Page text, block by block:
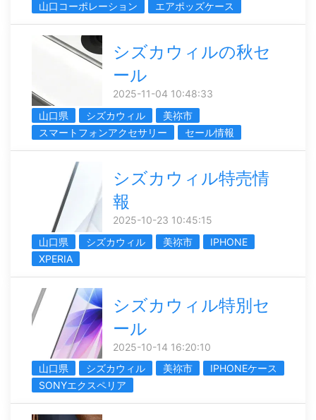
山口コーポレーション
エアポッズケース
シズカウィルの秋セ
ール
2025-11-04 10:48:33
山口県
シズカウィル
美祢市
スマートフォンアクセサリー
セール情報
シズカウィル特売情
報
2025-10-23 10:45:15
山口県
シズカウィル 美祢市
IPHONE
XPERIA
シズカウィル特別セ
ール
2025-10-14 16:20:10
山口県
シズカウィル 美祢市
IPHONEケース
SONYエクスペリア